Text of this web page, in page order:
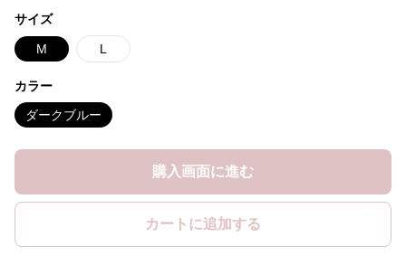
サイズ
M L
カラー
ダークブルー
購入画面に進む
カートに追加する